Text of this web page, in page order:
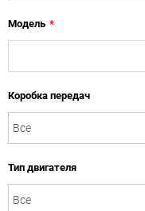
Модель *
Коробка передач
Тип двигателя